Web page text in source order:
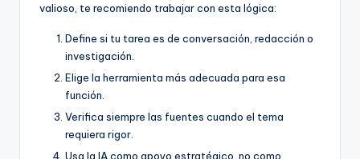
valioso, te recomiendo trabajar con esta lógica:
Define si tu tarea es de conversación, redacción o
investigación.
Elige la herramienta más adecuada para esa
función.
Verifica siempre las fuentes cuando el tema
requiera rigor.
Usa la IA como apoyo estratégico, no como